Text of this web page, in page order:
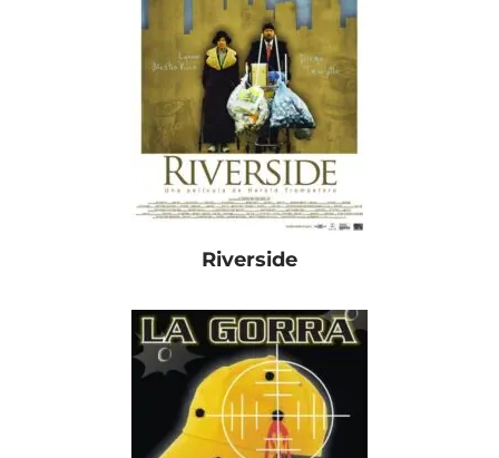
Riverside